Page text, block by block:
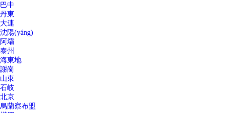
巴中
丹東
大連
沈陽(yáng)
阿壩
泰州
海東地
謝崗
山東
石岐
北京
烏蘭察布盟